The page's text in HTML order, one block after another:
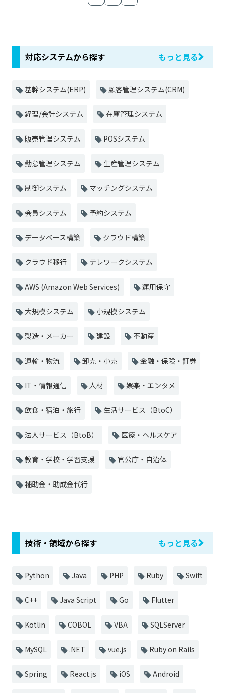
対応システムから探す もっと見る
基幹システム(ERP) 顧客管理システム(CRM)
経理/会計システム 在庫管理システム
販売管理システム POSシステム
勤怠管理システム 生産管理システム
制御システム マッチングシステム
会員システム 予約システム
データベース構築 クラウド構築
クラウド移行 テレワークシステム
AWS (Amazon Web Services) 運用保守
大規模システム 小規模システム
製造・メーカー 建設 不動産
運輸・物流 卸売・小売 金融・保険・証券
IT・情報通信 人材 娯楽・エンタメ
飲食・宿泊・旅行 生活サービス（BtoC）
法人サービス（BtoB） 医療・ヘルスケア
教育・学校・学習支援 官公庁・自治体
補助金・助成金代行
技術・領域から探す もっと見る
Python Java PHP Ruby Swift
C++ Java Script Go Flutter
Kotlin COBOL VBA SQLServer
MySQL .NET vue.js Ruby on Rails
Spring React.js iOS Android